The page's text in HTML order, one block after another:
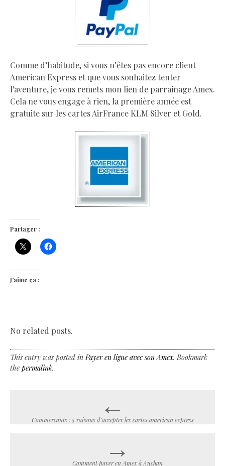
Comme d’habitude, si vous n’êtes pas encore client
American Express et que vous souhaitez tenter
l’aventure, je vous remets mon lien de parrainage Amex.
Cela ne vous engage à rien, la première année est
gratuite sur les cartes AirFrance KLM Silver et Gold.
Partager :
J’aime ça :
No related posts.
This entry was posted in Payer en ligne avec son Amex. Bookmark
the permalink.
navigation
←
Commercants : 5 raisons d’accepter les cartes american express
→
Comment payer en Amex à Auchan